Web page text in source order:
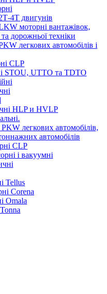
4Т двигунів
моторні вантажівок,
та дорожньої техніки
легкових автомобілів і
CLP
STOU, UTTO та TDTO
HLP и HVLP
легкових автомобілів,
автомобілів
CLP
і вакуумні
Tellus
Corena
Omala